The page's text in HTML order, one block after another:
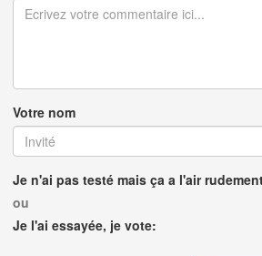
Votre nom
Je n'ai pas testé mais ça a l'air
ou
Je l'ai essayée, je vote: